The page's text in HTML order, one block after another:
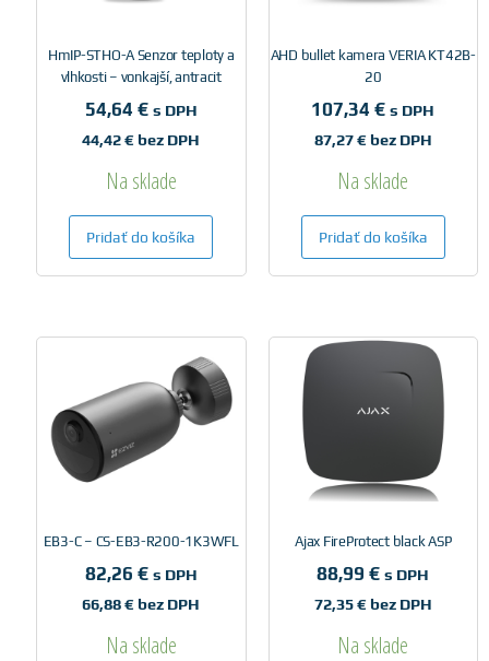
HmIP-STHO-A Senzor teploty a
vlhkosti – vonkajší, antracit
54,64 € s DPH
44,42€ bez DPH
Na sklade
Pridať do košíka
AHD bullet kamera VERIA KT42B-
20
107,34€ s DPH
87,27€bez DPH
Na sklade
Pridať do košíka
EB3-C – CS-EB3-R200-1K3WFL
82,26 € s DPH
66,88€ bez DPH
Na sklade
Ajax FireProtect black ASP
88,99€ s DPH
72,35€bez DPH
Na sklade